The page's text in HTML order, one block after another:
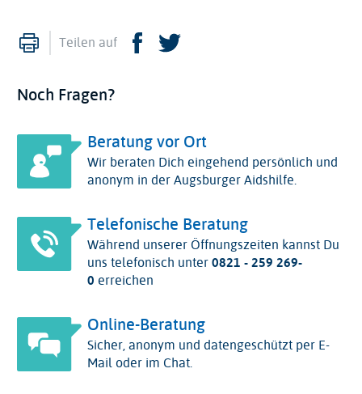
Drucken
Teilen auf Facebook
Noch Fragen?
Beratung vor Ort
Wir beraten Dich eingehend persönlich und
anonym in der Augsburger Aidshilfe.
Telefonische Beratung
Während unserer Öffnungszeiten kannst Du
uns telefonisch unter0821 - 259 269-
0 erreichen
Online-Beratung
Sicher, anonym und datengeschützt per E-
Mail oder im Chat.